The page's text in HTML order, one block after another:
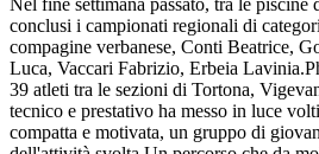
conclusi i campionati regionali di
compagine verbanese, Conti Beatrice,
Luca, Vaccari Fabrizio, Erbeia
39 atleti tra le sezioni di Tortona,
tecnico e prestativo ha messo in luce
compatta e motivata, un gruppo di